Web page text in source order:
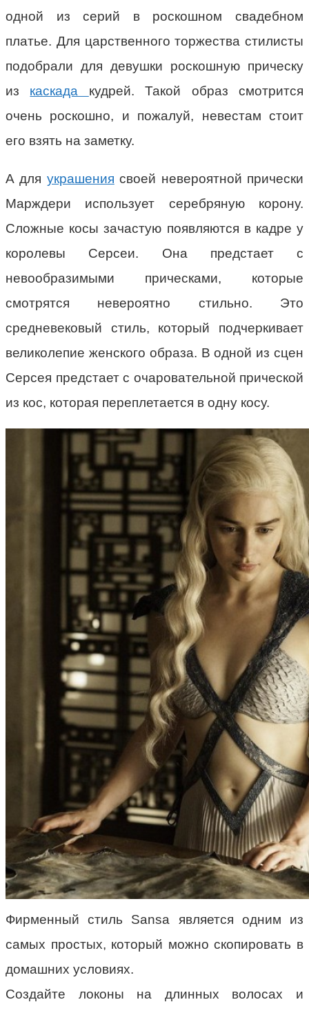
одной из серий в роскошном свадебном
платье. Для царственного торжества стилисты
подобрали для девушки роскошную прическу
из каскада кудрей. Такой образ смотрится
очень роскошно, и пожалуй, невестам стоит
его взять на заметку.
А для украшения своей невероятной прически
Марждери использует серебряную корону.
Сложные косы зачастую появляются в кадре у
королевы Серсеи. Она предстает с
невообразимыми прическами, которые
смотрятся невероятно стильно. Это
средневековый стиль, который подчеркивает
великолепие женского образа. В одной из сцен
Серсея предстает с очаровательной прической
из кос, которая переплетается в одну косу.
Фирменный стиль Sansa является одним из
самых простых, который можно скопировать в
домашних условиях.
Создайте локоны на длинных волосах и